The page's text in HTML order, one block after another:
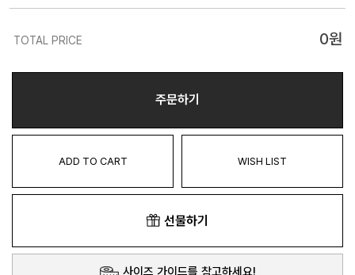
TOTAL PRICE 0원
주문하기
ADD TO CART WISH LIST
선물하기
사이즈 가이드를 참고하세요!